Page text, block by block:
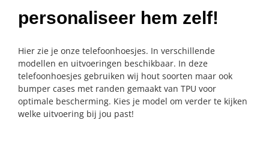
personaliseer hem zelf!
Hier zie je onze telefoonhoesjes. In verschillende
modellen en uitvoeringen beschikbaar. In deze
telefoonhoesjes gebruiken wij hout soorten maar ook
bumper cases met randen gemaakt van TPU voor
optimale bescherming. Kies je model om verder te kijken
welke uitvoering bij jou past!